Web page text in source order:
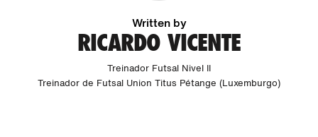
Written by
RICARDO VICENTE
Treinador Futsal Nivel II
Treinador de Futsal Union Titus Pétange (Luxemburgo)